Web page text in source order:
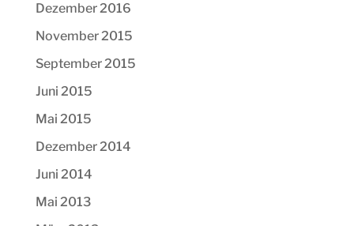
Dezember 2016
November 2015
September 2015
Juni 2015
Mai 2015
Dezember 2014
Juni 2014
Mai 2013